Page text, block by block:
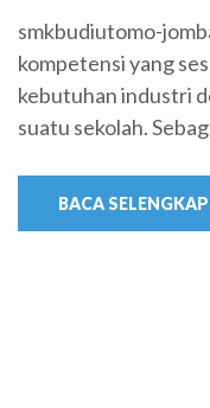
smkbudiutomo-
kompetensi yang
kebutuhan industri
suatu sekolah.
BACA